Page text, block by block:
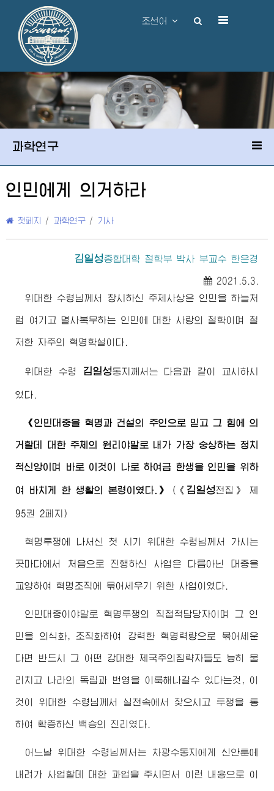
조선어
과학연구
인민에게 의거하라
첫페지 / 과학연구 / 기사
김일성종합대학 철학부 박사 부교수 한은경
2021.5.3.
위대한 수령님께서 창시하신 주체사상은 인민을 하늘처
럼 여기고 멸사복무하는 인민에 대한 사랑의 철학이며 철
저한 자주의 혁명학설이다.
위대한 수령 김일성동지 께서는 다음과 같이 교시하시
였다.
《인민대중을 혁명과 건설의 주인으로 믿고 그 힘에 의
거할데 대한 주체의 원리야말로 내가 가장 숭상하는 정치
적신앙이며 바로 이것이 나로 하여금 한생을 인민을 위하
여 바치게 한 생활의 본령이였다.》 ( 《 김일성전집》 제
95권 2페지)
혁명투쟁에 나서신 첫 시기 위대한 수령님께서 가시는
곳마다에서 처음으로 진행하신 사업은 다름아닌 대중을
교양하여 혁명조직에 묶어세우기 위한 사업이였다.
인민대중이야말로 혁명투쟁의 직접적담당자이며 그 인
민을 의식화, 조직화하여 강력한 혁명력량으로 묶어세운
다면 반드시 그 어떤 강대한 제국주의침략자들도 능히 물
리치고 나라의 독립과 번영을 이룩해나갈수 있다는것, 이
것이 위대한 수령님께서 실천속에서 찾으시고 투쟁을 통
하여 확증하신 백승의 진리였다.
어느날위대한 수령님께서 는 차광수동지에게 신안툰에
내려가 사업할데 대한 과업을 주시면서 이런 내용으로 이